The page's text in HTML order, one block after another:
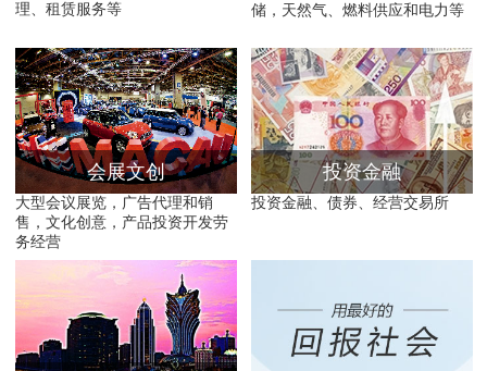
理、租赁服务等
储，天然气、燃料供应和电力等
会展文创
大型会议展览，广告代理和销
售，文化创意，产品投资开发劳
务经营
投资金融
投资金融、债券、经营交易所